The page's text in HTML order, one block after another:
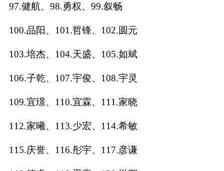
97.健航、98.勇权、99.叙畅
100.品阳、101.哲锋、102.圆元
103.培杰、104.天盛、105.如斌
106.子乾、107.宇俊、108.宇灵
109.宜璟、110.宜霖、111.家晓
112.家曦、113.少宏、114.希敏
115.庆誉、116.彤宇、117.彦谦